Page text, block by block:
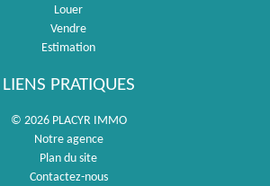
Louer
Vendre
Estimation
LIENS PRATIQUES
© 2026 PLACYR IMMO
Notre agence
Plan du site
Contactez-nous